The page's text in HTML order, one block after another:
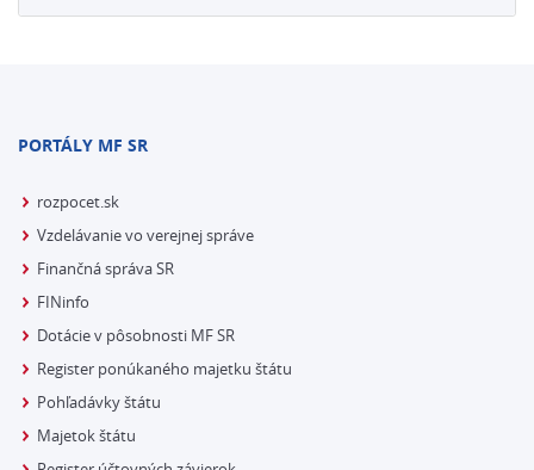
PORTÁLY MF SR
rozpocet.sk
Vzdelávanie vo verejnej správe
Finančná správa SR
FINinfo
Dotácie v pôsobnosti MF SR
Register ponúkaného majetku štátu
Pohľadávky štátu
Majetok štátu